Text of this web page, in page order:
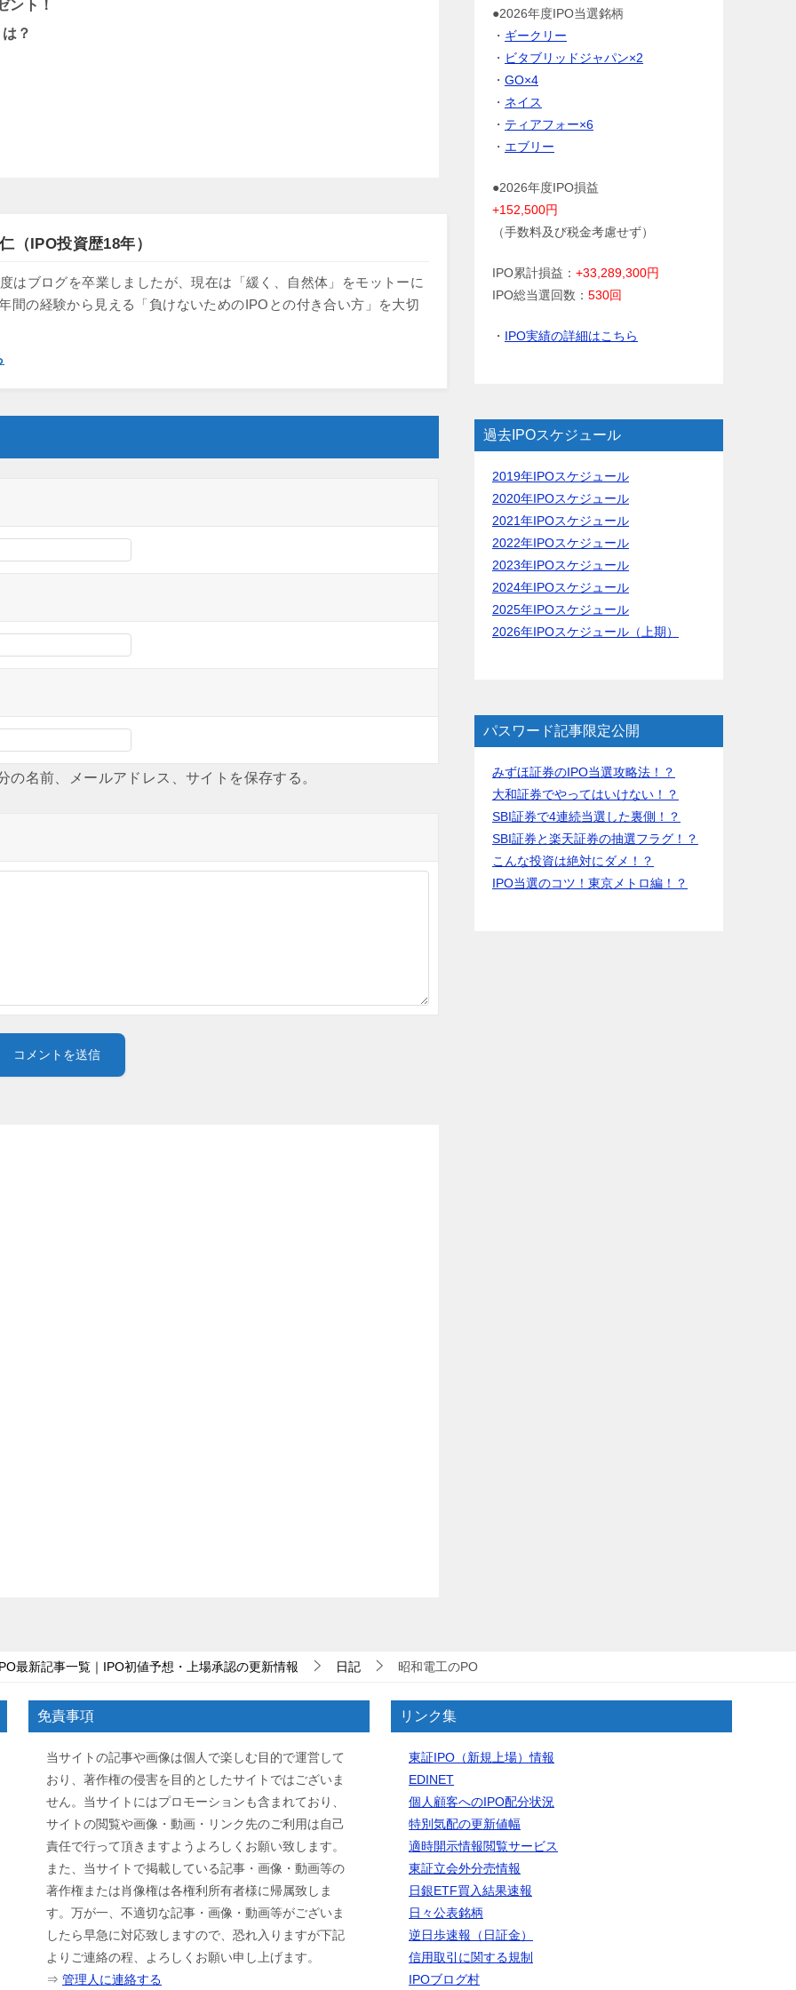
ント！
？
（IPO投資歴18年）
はブログを卒業しましたが、現在は「緩く、自然体」をモットーに
間の経験から見える「負けないためのIPOとの付き合い方」を大切
名前、メールアドレス、サイトを保存する。
●2026年度IPO当選銘柄
・ ギークリー
・ ビタブリッドジャパン×2
・ GO×4
・ ネイス
・ ティアフォー×6
・ エブリー
●2026年度IPO損益
+152,500円
（手数料及び税金考慮せず）
IPO累計損益： +33,289,300円
IPO総当選回数： 530回
・ IPO実績の詳細はこちら
過去IPOスケジュール
2019年IPOスケジュール
2020年IPOスケジュール
2021年IPOスケジュール
2022年IPOスケジュール
2023年IPOスケジュール
2024年IPOスケジュール
2025年IPOスケジュール
2026年IPOスケジュール（上期）
パスワード記事限定公開
みずほ証券のIPO当選攻略法！？
大和証券でやってはいけない！？
SBI証券で4連続当選した裏側！？
SBI証券と楽天証券の抽選フラグ！？
こんな投資は絶対にダメ！？
IPO当選のコツ！東京メトロ編！？
最新記事一覧｜IPO初値予想・上場承認の更新情報 日記 昭和電工のPO
免責事項
当サイトの記事や画像は個人で楽しむ目的で運営して
おり、著作権の侵害を目的としたサイトではございま
せん。当サイトにはプロモーションも含まれており、
サイトの閲覧や画像・動画・リンク先のご利用は自己
責任で行って頂きますようよろしくお願い致します。
また、当サイトで掲載している記事・画像・動画等の
著作権または肖像権は各権利所有者様に帰属致しま
す。万が一、不適切な記事・画像・動画等がございま
したら早急に対応致しますので、恐れ入りますが下記
よりご連絡の程、よろしくお願い申し上げます。
⇒ 管理人に連絡する
リンク集
東証IPO（新規上場）情報
EDINET
個人顧客へのIPO配分状況
特別気配の更新値幅
適時開示情報閲覧サービス
東証立会外分売情報
日銀ETF買入結果速報
日々公表銘柄
逆日歩速報（日証金）
信用取引に関する規制
IPOブログ村